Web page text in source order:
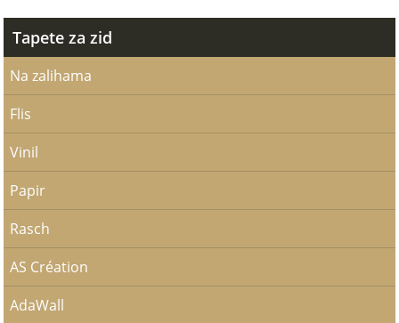
Tapete za zid
Na zalihama
Flis
Vinil
Papir
Rasch
AS Création
AdaWall